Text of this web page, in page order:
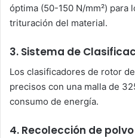
óptima (50-150 N/mm²) para
trituración del material.
3. Sistema de
Los clasificadores de rotor
precisos con una malla de
consumo de energía.
4. Recolección de polvo